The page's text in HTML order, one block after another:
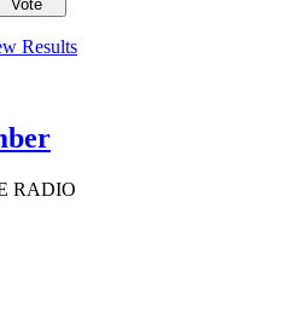
Results
RADIO